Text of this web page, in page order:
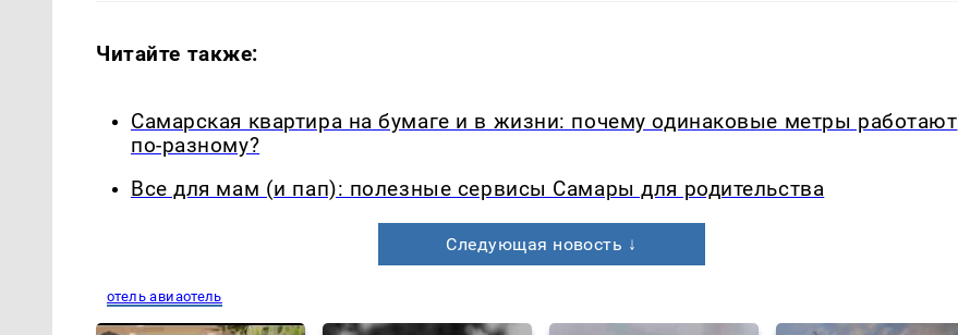
Читайте также:
Самарская квартира на бумаге и в жизни: почему одинаковые метры работают
по-разному?
Все для мам (и пап): полезные сервисы Самары для родительства
Следующая новость ↓
отель авиаотель